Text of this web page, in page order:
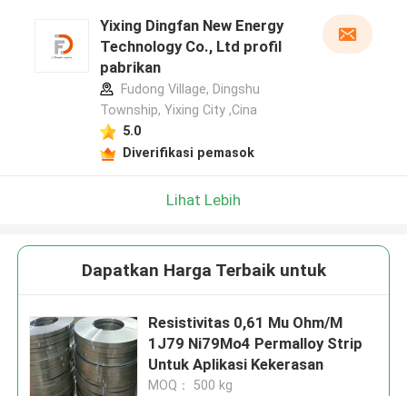
Yixing Dingfan New Energy
Technology Co., Ltd profil
pabrikan
Fudong Village, Dingshu
Township, Yixing City ,Cina
5.0
Diverifikasi pemasok
Lihat Lebih
Dapatkan Harga Terbaik untuk
Resistivitas 0,61 Mu Ohm/M
1J79 Ni79Mo4 Permalloy Strip
Untuk Aplikasi Kekerasan
MOQ： 500 kg